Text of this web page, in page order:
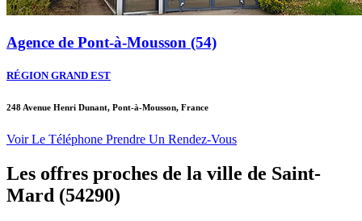
Agence de Pont-à-Mousson (54)
RÉGION GRAND EST
248 Avenue Henri Dunant, Pont-à-Mousson, France
Voir Le Téléphone Prendre Un Rendez-Vous
Les offres proches de la ville de Saint-
Mard (54290)